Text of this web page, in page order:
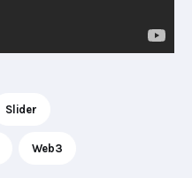
Slider
Web3